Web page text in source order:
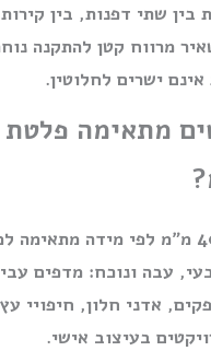
שתי דפנות, בין
מרווח קטן להתקנה
ישרים לחלוטין.
מתאימה פלטת
פלטת בוצ׳ר אלון 40 מ״מ לפי מידה
עבה ונוכח: מדפים
אדני חלון, חיפויי
בעיצוב אישי.